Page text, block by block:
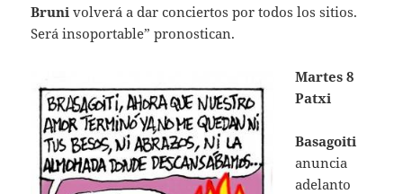
Bruni volverá a dar conciertos por todos los sitios.
Será insoportable” pronostican.
Martes 8
Patxi
Basagoiti
anuncia
adelanto